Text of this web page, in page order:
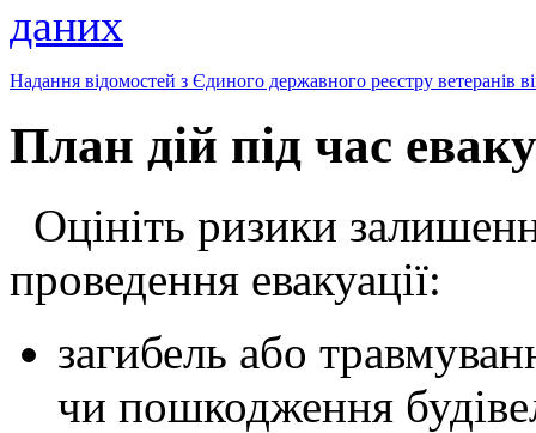
даних
Надання відомостей з Єдиного державного реєстру ветеранів
План дій під час
Оцініть ризики
проведення евакуації:
загибель або
чи пошкодження